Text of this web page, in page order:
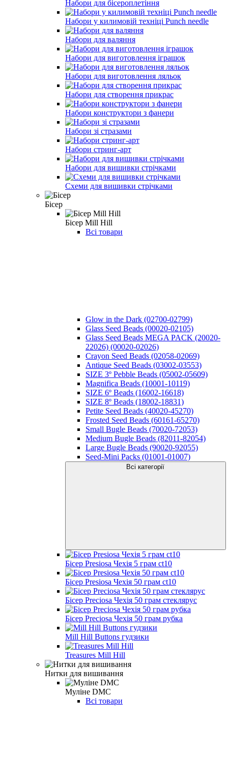
Набори для бісероплетіння
Набори у килимовій техніці Punch needle
Набори для валяння
Набори для виготовлення іграшок
Набори для виготовлення ляльок
Набори для створення прикрас
Набори конструктори з фанери
Набори зі стразами
Набори стринг-арт
Набори для вишивки стрічками
Схеми для вишивки стрічками
Бісер
Бісер Mill Hill
Всі товари
Glow in the Dark (02700-02799)
Glass Seed Beads (00020-02105)
Glass Seed Beads MEGA PACK (20020-
22026) (00020-02026)
Crayon Seed Beads (02058-02069)
Antique Seed Beads (03002-03553)
SIZE 3º Pebble Beads (05002-05609)
Magnifica Beads (10001-10119)
SIZE 6º Beads (16002-16618)
SIZE 8º Beads (18002-18831)
Petite Seed Beads (40020-45270)
Frosted Seed Beads (60161-65270)
Small Bugle Beads (70020-72053)
Medium Bugle Beads (82011-82054)
Large Bugle Beads (90020-92055)
Seed-Mini Packs (01001-01007)
Всі категорії
Бісер Presiosa Чехія 5 грам ct10
Бісер Presiosa Чехія 50 грам ct10
Бісер Preciosa Чехія 50 грам стеклярус
Бісер Preciosa Чехія 50 грам рубка
Mill Hill Buttons гудзики
Treasures Mill Hill
Нитки для вишивання
Муліне DMC
Всі товари